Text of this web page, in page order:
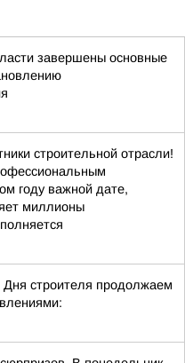
завершены основные
строительной отрасли!
году важной дате,
миллионы
Дня строителя продолжаем